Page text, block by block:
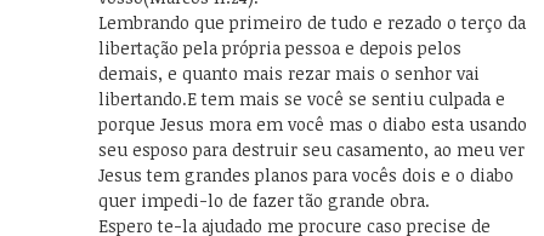
Lembrando que primeiro de tudo e rezado o terço da
libertação pela própria pessoa e depois pelos
demais, e quanto mais rezar mais o senhor vai
libertando.E tem mais se você se sentiu culpada e
porque Jesus mora em você mas o diabo esta usando
seu esposo para destruir seu casamento, ao meu ver
Jesus tem grandes planos para vocês dois e o diabo
quer impedi-lo de fazer tão grande obra.
Espero te-la ajudado me procure caso precise de